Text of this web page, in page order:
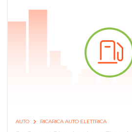
AUTO RICARICA AUTO ELETTRICA